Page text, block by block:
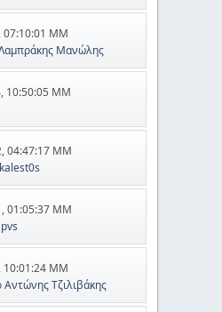
07:10:01 ΜΜ
Μανώλης
10:50:05 ΜΜ
04:47:17 ΜΜ
01:05:37 ΜΜ
pvs
10:01:24 ΜΜ
Αντώνης Τζιλιβάκης